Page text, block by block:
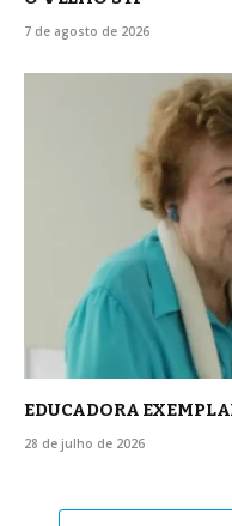
7 de agosto de 2026
EDUCADORA
28 de julho de 2026